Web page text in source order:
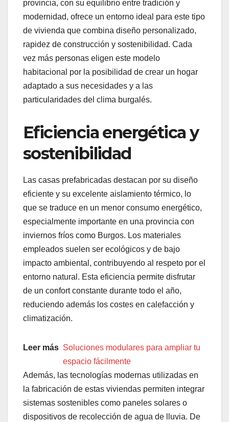
provincia, con su equilibrio entre tradición y
modernidad, ofrece un entorno ideal para este tipo
de vivienda que combina diseño personalizado,
rapidez de construcción y sostenibilidad. Cada
vez más personas eligen este modelo
habitacional por la posibilidad de crear un hogar
adaptado a sus necesidades y a las
particularidades del clima burgalés.
Eficiencia energética y
sostenibilidad
Las casas prefabricadas destacan por su diseño
eficiente y su excelente aislamiento térmico, lo
que se traduce en un menor consumo energético,
especialmente importante en una provincia con
inviernos fríos como Burgos. Los materiales
empleados suelen ser ecológicos y de bajo
impacto ambiental, contribuyendo al respeto por el
entorno natural. Esta eficiencia permite disfrutar
de un confort constante durante todo el año,
reduciendo además los costes en calefacción y
climatización.
Leer más Soluciones modulares para ampliar tu
espacio fácilmente
Además, las tecnologías modernas utilizadas en
la fabricación de estas viviendas permiten integrar
sistemas sostenibles como paneles solares o
dispositivos de recolección de agua de lluvia. De